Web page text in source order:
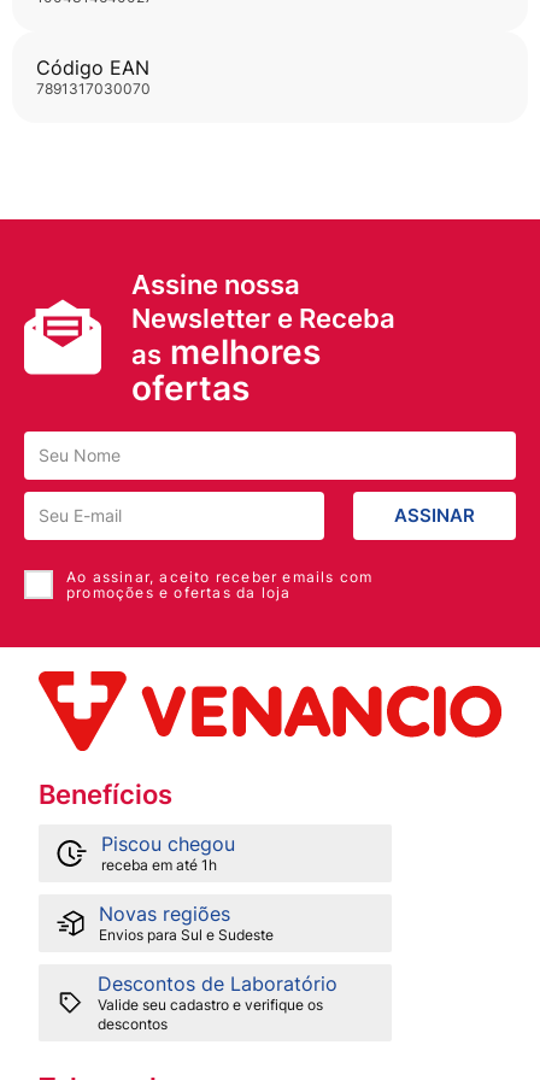
Código EAN
7891317030070
Assine nossa
Newsletter e Receba
as melhores
ofertas
ASSINAR
Ao assinar, aceito receber emails com
promoções e ofertas da loja
Benefícios
Piscou chegou
receba em até 1h
Novas regiões
Envios para Sul e Sudeste
Descontos de Laboratório
Valide seu cadastro e verifique os
descontos